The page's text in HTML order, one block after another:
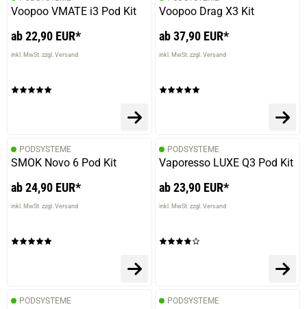
Voopoo VMATE i3 Pod Kit
ab 22,90 EUR*
inkl. MwSt. zzgl. Versand
Voopoo Drag X3 Kit
ab 37,90 EUR*
inkl. MwSt. zzgl. Versand
PODSYSTEME
SMOK Novo 6 Pod Kit
ab 24,90 EUR*
inkl. MwSt. zzgl. Versand
PODSYSTEME
Vaporesso LUXE Q3 Pod Kit
ab 23,90 EUR*
inkl. MwSt. zzgl. Versand
PODSYSTEME PODSYSTEME